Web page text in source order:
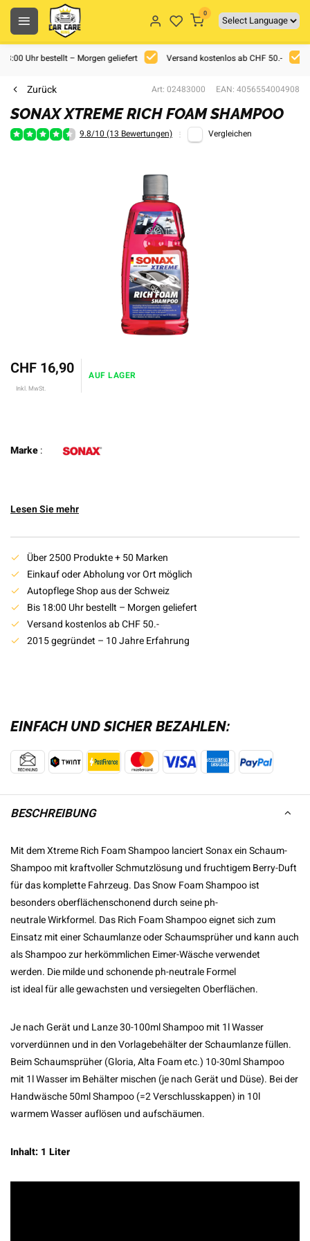
0
Uhr bestellt – Morgen geliefert Versand kostenlos ab CHF 50.-
Zurück Art: 02483000 EAN: 4056554004908
SONAX XTREME RICH FOAM SHAMPOO
9.8/10 (13 Bewertungen) Vergleichen
CHF 16,90
Inkl. MwSt.
AUF LAGER
Marke:
Lesen Sie mehr
Über 2500 Produkte + 50 Marken
Einkauf oder Abholung vor Ort möglich
Autopflege Shop aus der Schweiz
Bis 18:00 Uhr bestellt – Morgen geliefert
Versand kostenlos ab CHF 50.-
2015 gegründet – 10 Jahre Erfahrung
EINFACH UND SICHER BEZAHLEN:
BESCHREIBUNG
Mit dem Xtreme Rich Foam Shampoo lanciert Sonax ein Schaum-
Shampoo mit kraftvoller Schmutzlösung und fruchtigem Berry-Duft
für das komplette Fahrzeug. Das Snow Foam Shampoo ist
besonders oberflächenschonend durch seine ph-
neutrale Wirkformel. Das Rich Foam Shampoo eignet sich zum
Einsatz mit einer Schaumlanze oder Schaumsprüher und kann auch
als Shampoo zur herkömmlichen Eimer-Wäsche verwendet
werden. Die milde und schonende ph-neutrale Formel
ist ideal für alle gewachsten und versiegelten Oberflächen.
Je nach Gerät und Lanze 30-100ml Shampoo mit 1l Wasser
vorverdünnen und in den Vorlagebehälter der Schaumlanze füllen.
Beim Schaumsprüher (Gloria, Alta Foam etc.) 10-30ml Shampoo
mit 1l Wasser im Behälter mischen (je nach Gerät und Düse). Bei der
Handwäsche 50ml Shampoo (=2 Verschlusskappen) in 10l
warmem Wasser auflösen und aufschäumen.
Inhalt: 1 Liter